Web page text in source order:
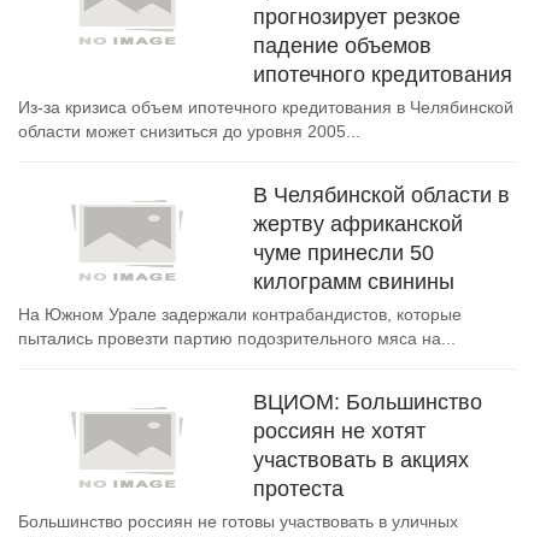
прогнозирует резкое
падение объемов
ипотечного кредитования
Из-за кризиса объем ипотечного кредитования в Челябинской
области может снизиться до уровня 2005...
В Челябинской области в
жертву африканской
чуме принесли 50
килограмм свинины
На Южном Урале задержали контрабандистов, которые
пытались провезти партию подозрительного мяса на...
ВЦИОМ: Большинство
россиян не хотят
участвовать в акциях
протеста
Большинство россиян не готовы участвовать в уличных